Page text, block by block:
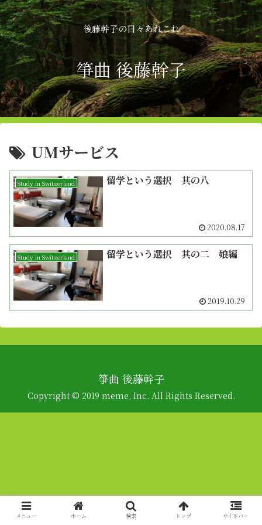
後藤幹子の日々あれこれ
箏曲 後藤幹子
UMサービス
Study in Switzerland 留学という選択 其の八
2020.08.17
Study in Switzerland 留学という選択 其の二 娘編
2019.10.29
箏曲 後藤幹子
Copyright © 2019 meme, Inc. All Rights Reserved.
メニュー ホーム 検索 トップ サイドバー